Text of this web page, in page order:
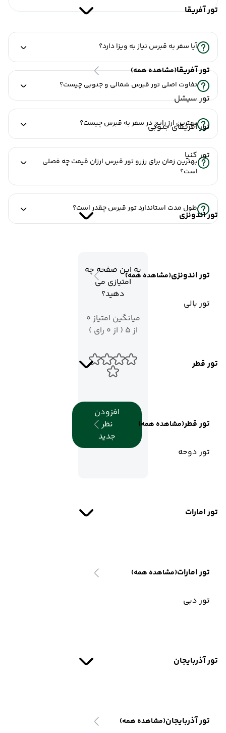
تور آفریقا
تور آفریقا(مشاهده همه)
تور سیشل
تور آفریقای جنوبی
تور کنیا
تور اندونزی
تور اندونزی(مشاهده همه)
تور بالی
تور قطر
تور قطر(مشاهده همه)
تور دوحه
تور امارات
تور امارات(مشاهده همه)
تور دبی
تور آذربایجان
تور آذربایجان(مشاهده همه)
آیا سفر به قبرس نیاز به ویزا دارد؟
تفاوت اصلی تور قبرس شمالی و جنوبی چیست؟
بهترین ارز رایج در سفر به قبرس چیست؟
بهترین زمان برای رزرو تور قبرس ارزان قیمت چه فصلی
است؟
طول مدت استاندارد تور قبرس چقدر است؟
به این صفحه چه
امتیازی می
دهید؟
میانگین امتیاز 0
از 5 ( از 0 رای )
افزودن
نظر
جدید